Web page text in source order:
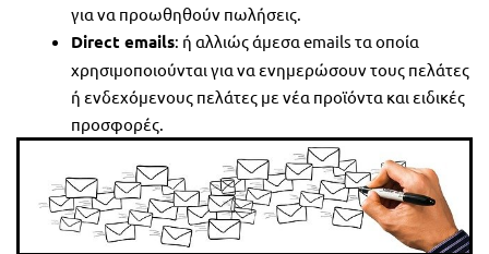
για να προωθηθούν πωλήσεις.
Direct emails: ή αλλιώς άμεσα emails τα οποία
χρησιμοποιούνται για να ενημερώσουν τους πελάτες
ή ενδεχόμενους πελάτες με νέα προϊόντα και ειδικές
προσφορές.